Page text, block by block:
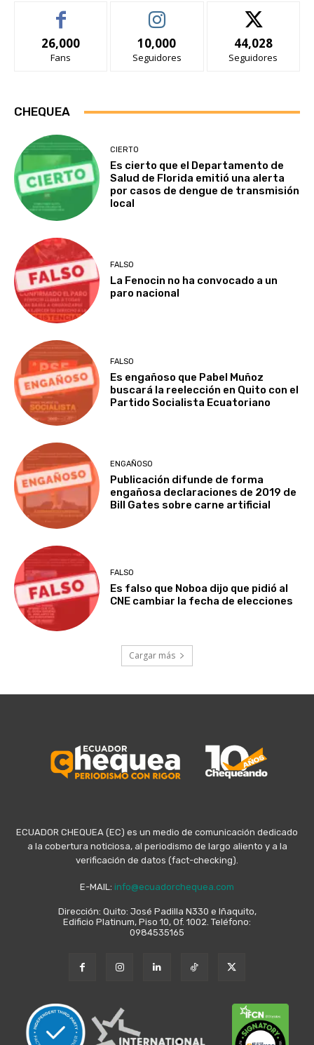
26,000
Fans
10,000
Seguidores
44,028
Seguidores
CHEQUEA
CIERTO
Es cierto que el Departamento de
Salud de Florida emitió una alerta
por casos de dengue de transmisión
local
FALSO
La Fenocin no ha convocado a un
paro nacional
FALSO
Es engañoso que Pabel Muñoz
buscará la reelección en Quito con el
Partido Socialista Ecuatoriano
ENGAÑOSO
Publicación difunde de forma
engañosa declaraciones de 2019 de
Bill Gates sobre carne artificial
FALSO
Es falso que Noboa dijo que pidió al
CNE cambiar la fecha de elecciones
Cargar más
ECUADOR CHEQUEA (EC) es un medio de comunicación dedicado
a la cobertura noticiosa, al periodismo de largo aliento y a la
verificación de datos (fact-checking).
E-MAIL: info@ecuadorchequea.com
Dirección: Quito: José Padilla N330 e Iñaquito,
Edificio Platinum, Piso 10, Of. 1002. Teléfono:
0984535165